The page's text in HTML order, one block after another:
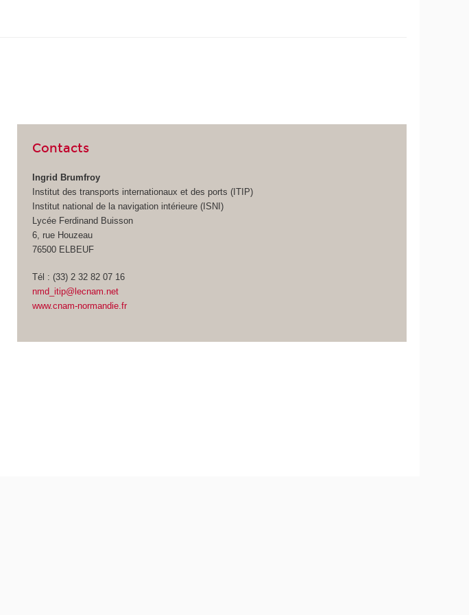
Contacts
Ingrid Brumfroy
Institut des transports internationaux et des ports (ITIP)
Institut national de la navigation intérieure (ISNI)
Lycée Ferdinand Buisson
6, rue Houzeau
76500 ELBEUF
Tél : (33) 2 32 82 07 16
nmd_itip@lecnam.net
www.cnam-normandie.fr